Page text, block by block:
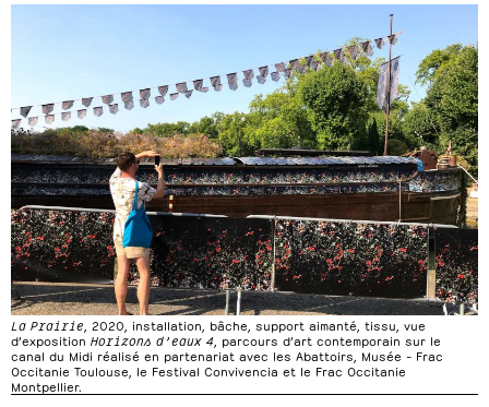
La Prairie , 2020, installation, bâche, support aimanté, tissu, vue
d’exposition Horizons d’eaux 4 , parcours d’art contemporain sur le
canal du Midi réalisé en partenariat avec les Abattoirs, Musée – Frac
Occitanie Toulouse, le Festival Convivencia et le Frac Occitanie
Montpellier.